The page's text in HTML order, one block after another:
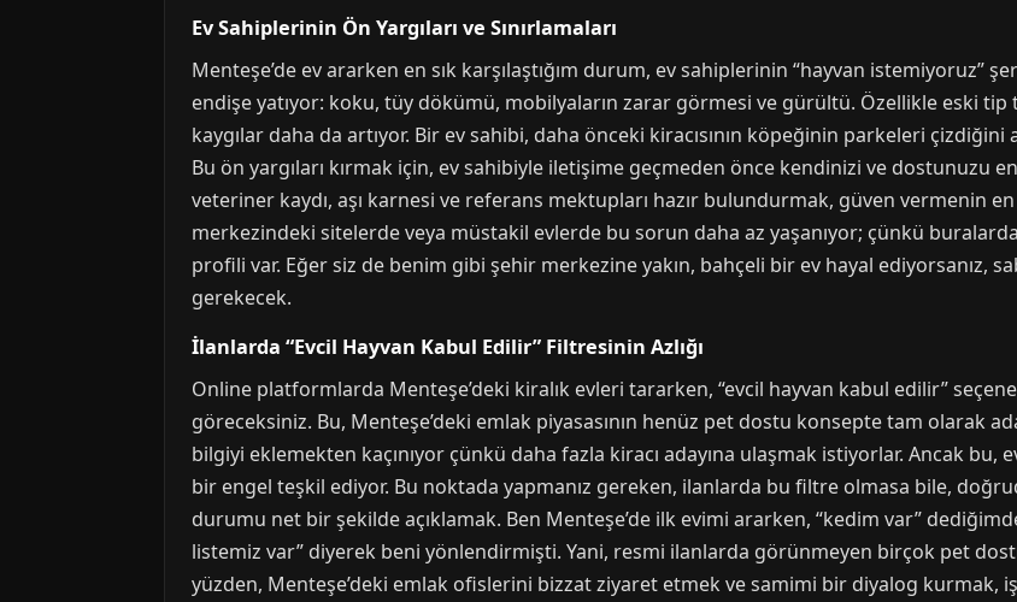
Ev Sahiplerinin Ön Yargıları ve Sınırlamaları
Menteşe’de ev ararken en sık karşılaştığım durum, ev sahiplerinin “hayvan istemiyoruz”
endişe yatıyor: koku, tüy dökümü, mobilyaların zarar görmesi ve gürültü. Özellikle eski
kaygılar daha da artıyor. Bir ev sahibi, daha önceki kiracısının köpeğinin parkeleri çizdiğini
Bu ön yargıları kırmak için, ev sahibiyle iletişime geçmeden önce kendinizi ve dostunuzu
veteriner kaydı, aşı karnesi ve referans mektupları hazır bulundurmak, güven vermenin
merkezindeki sitelerde veya müstakil evlerde bu sorun daha az yaşanıyor; çünkü
profili var. Eğer siz de benim gibi şehir merkezine yakın, bahçeli bir ev hayal ediyorsanız,
gerekecek.
İlanlarda “Evcil Hayvan Kabul Edilir” Filtresinin Azlığı
Online platformlarda Menteşe’deki kiralık evleri tararken, “evcil hayvan kabul edilir”
göreceksiniz. Bu, Menteşe’deki emlak piyasasının henüz pet dostu konsepte tam olarak
bilgiyi eklemekten kaçınıyor çünkü daha fazla kiracı adayına ulaşmak istiyorlar. Ancak
bir engel teşkil ediyor. Bu noktada yapmanız gereken, ilanlarda bu filtre olmasa bile,
durumu net bir şekilde açıklamak. Ben Menteşe’de ilk evimi ararken, “kedim var”
listemiz var” diyerek beni yönlendirmişti. Yani, resmi ilanlarda görünmeyen birçok pet
yüzden, Menteşe’deki emlak ofislerini bizzat ziyaret etmek ve samimi bir diyalog kurmak,